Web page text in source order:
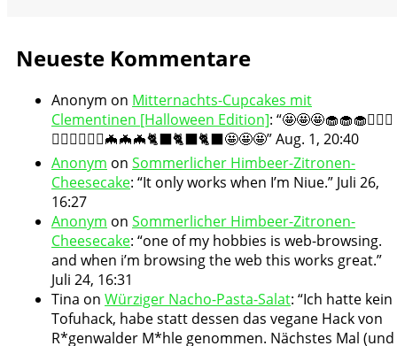
Neueste Kommentare
Anonym on Mitternachts-Cupcakes mit
Clementinen [Halloween Edition]: “🤩🤩🤩🧁🧁🧁🧛🏻‍♀️
🧛🏻‍♀️🧛🏻‍♀️🦇🦇🦇🐈‍⬛🐈‍⬛🐈‍⬛🤩🤩🤩”Aug. 1, 20:40
Anonym on Sommerlicher Himbeer-Zitronen-
Cheesecake: “It only works when I’m Niue.” Juli 26,
16:27
Anonym on Sommerlicher Himbeer-Zitronen-
Cheesecake: “one of my hobbies is web-browsing.
and when i’m browsing the web this works great.”
Juli 24, 16:31
Tina on Würziger Nacho-Pasta-Salat: “Ich hatte kein
Tofuhack, habe statt dessen das vegane Hack von
R*genwalder M*hle genommen. Nächstes Mal (und